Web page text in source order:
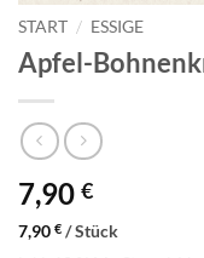
START / ESSIGE
Apfel-
7,90 €
7,90 € /Stück